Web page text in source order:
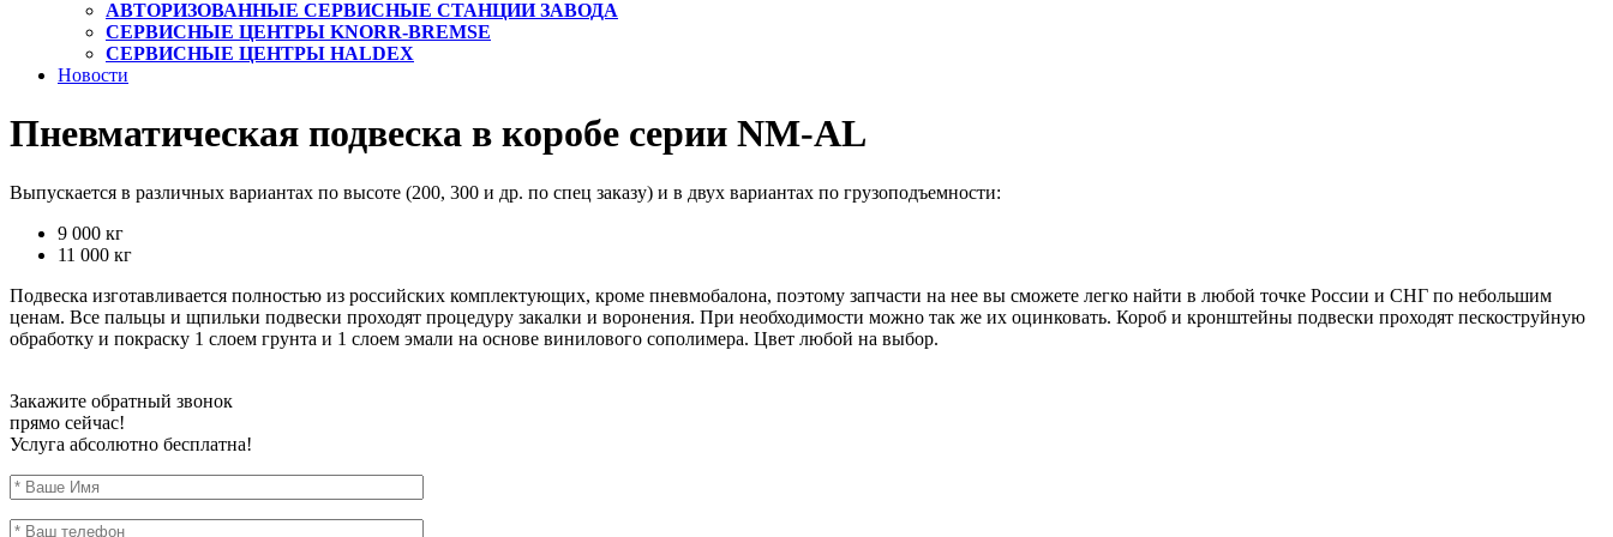
АВТОРИЗОВАННЫЕ СЕРВИСНЫЕ СТАНЦИИ ЗАВОДА
СЕРВИСНЫЕ ЦЕНТРЫ KNORR-BREMSE
СЕРВИСНЫЕ ЦЕНТРЫ HALDEX
Новости
Пневматическая подвеска в коробе серии NM-AL
Выпускается в различных вариантах по высоте (200, 300 и др. по спец заказу) и в двух вариантах по грузоподъемности:
9 000 кг
11 000 кг
Подвеска изготавливается полностью из российских комплектующих, кроме пневмобалона, поэтому запчасти на нее вы сможете легко найти в любой точке России и СНГ по небольшим
ценам. Все пальцы и щпильки подвески проходят процедуру закалки и воронения. При необходимости можно так же их оцинковать. Короб и кронштейны подвески проходят пескоструйную
обработку и покраску 1 слоем грунта и 1 слоем эмали на основе винилового сополимера. Цвет любой на выбор.
Закажите обратный звонок
прямо сейчас!
Услуга абсолютно бесплатна!